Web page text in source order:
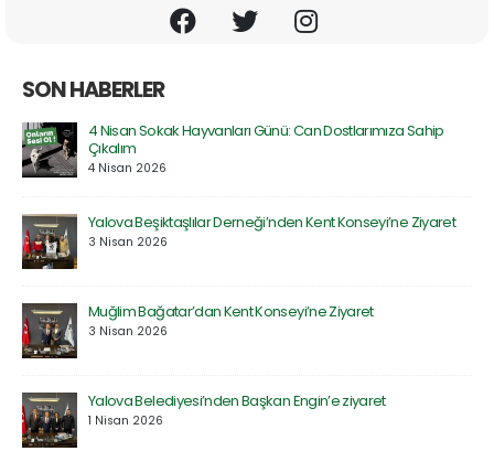
SON HABERLER
Prof. Dr. Serdar Geri’ye Rektör Yardımcılığı Görevinde
Olsun Ziyareti
30 Mart 2026
Özel Atakent Hastanesi ile İndirim Protokolü İmzalandı
30 Mart 2026
Saadet Partisi Heyetinden Kent Konseyi’ne Ziyaret
27 Mart 2026
Defne Ekolojik Orman Parkı’nın Temel Atma Töreni
Gerçekleştirildi